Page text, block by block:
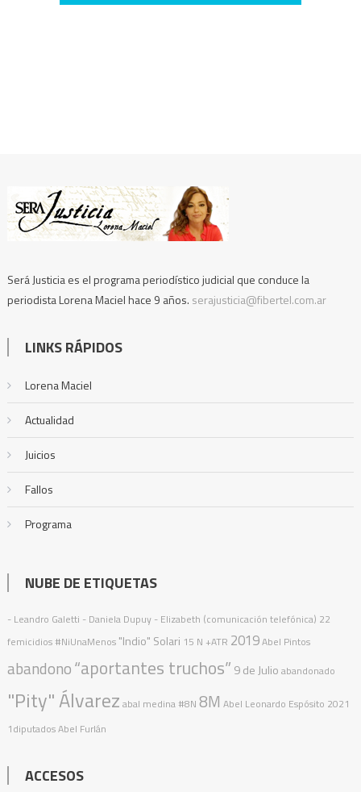
Será Justicia es el programa periodístico judicial que conduce la
periodista Lorena Maciel hace 9 años. serajusticia@fibertel.com.ar
LINKS RÁPIDOS
Lorena Maciel
Actualidad
Juicios
Fallos
Programa
NUBE DE ETIQUETAS
- Leandro Galetti - Daniela Dupuy - Elizabeth (comunicación telefónica) 22
femicidios #NiUnaMenos "Indio" Solari 15 N +ATR 2019Abel Pintos
abandono“aportantes truchos” 9 de Julio abandonado
"Pity" Álvarez abal medina #8N 8M Abel Leonardo Espósito 2021
1diputadosAbel Furlán
ACCESOS